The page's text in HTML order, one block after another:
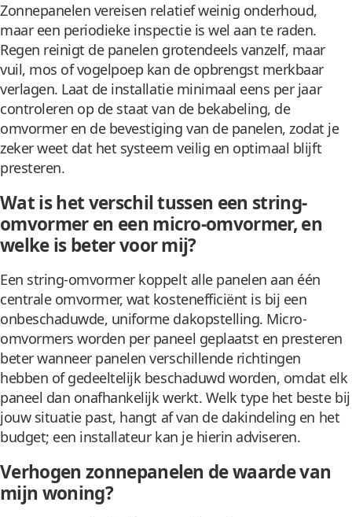
Zonnepanelen vereisen relatief weinig onderhoud,
maar een periodieke inspectie is wel aan te raden.
Regen reinigt de panelen grotendeels vanzelf, maar
vuil, mos of vogelpoep kan de opbrengst merkbaar
verlagen. Laat de installatie minimaal eens per jaar
controleren op de staat van de bekabeling, de
omvormer en de bevestiging van de panelen, zodat je
zeker weet dat het systeem veilig en optimaal blijft
presteren.
Wat is het verschil tussen een string-
omvormer en een micro-omvormer, en
welke is beter voor mij?
Een string-omvormer koppelt alle panelen aan één
centrale omvormer, wat kostenefficiënt is bij een
onbeschaduwde, uniforme dakopstelling. Micro-
omvormers worden per paneel geplaatst en presteren
beter wanneer panelen verschillende richtingen
hebben of gedeeltelijk beschaduwd worden, omdat elk
paneel dan onafhankelijk werkt. Welk type het beste bij
jouw situatie past, hangt af van de dakindeling en het
budget; een installateur kan je hierin adviseren.
Verhogen zonnepanelen de waarde van
mijn woning?